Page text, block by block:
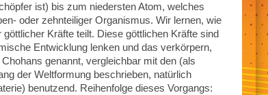
ist) bis zum niedersten Atom, welches
oder zehnteiliger Organismus. Wir lernen, wie
Kräfte teilt. Diese göttlichen Kräfte sind
Entwicklung lenken und das verkörpern,
genannt, vergleichbar mit den (als
der Weltformung beschrieben, natürlich
benutzend. Reihenfolge dieses Vorgangs: